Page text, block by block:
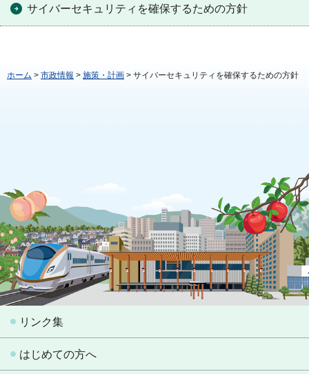
サイバーセキュリティを確保するための方針
ホーム > 市政情報 > 施策・計画 > サイバーセキュリティを確保するための方針
リンク集
はじめての方へ